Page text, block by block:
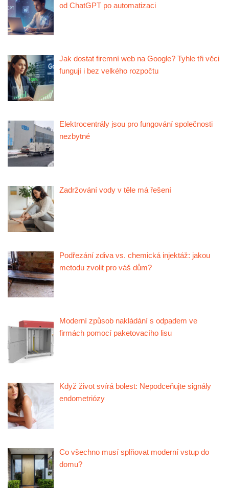
od ChatGPT po automatizaci
Jak dostat firemní web na Google? Tyhle tři věci
fungují i bez velkého rozpočtu
Elektrocentrály jsou pro fungování společnosti
nezbytné
Zadržování vody v těle má řešení
Podřezání zdiva vs. chemická injektáž: jakou
metodu zvolit pro váš dům?
Moderní způsob nakládání s odpadem ve
firmách pomocí paketovacího lisu
Když život svírá bolest: Nepodceňujte signály
endometriózy
Co všechno musí splňovat moderní vstup do
domu?